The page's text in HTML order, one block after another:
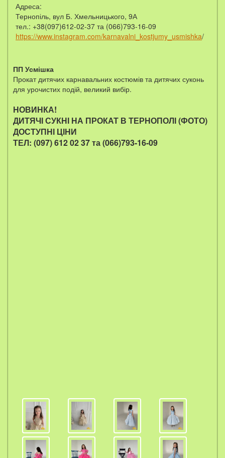
Адреса:
Тернопіль, вул Б. Хмельницького, 9А
тел.: +38(097)612-02-37 та (066)793-16-09
https://www.instagram.com/karnavalni_kostjumy_usmishka/
ПП Усмішка
Прокат дитячих карнавальних костюмів та дитячих суконь
для урочистих подій, великий вибір.
НОВИНКА!
ДИТЯЧІ СУКНІ НА ПРОКАТ В ТЕРНОПОЛІ (ФОТО)
ДОСТУПНІ ЦІНИ
ТЕЛ: (097) 612 02 37 та (066)793-16-09